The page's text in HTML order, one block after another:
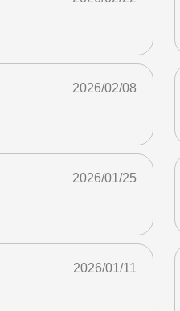
2026/02/08
2026/01/25
2026/01/11